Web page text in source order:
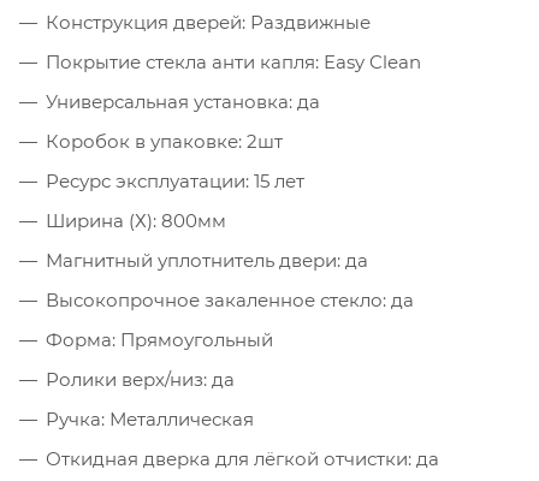
Конструкция дверей: Раздвижные
Покрытие стекла анти капля: Easy Clean
Универсальная установка: да
Коробок в упаковке: 2шт
Ресурс эксплуатации: 15 лет
Ширина (Х): 800мм
Магнитный уплотнитель двери: да
Высокопрочное закаленное стекло: да
Форма: Прямоугольный
Ролики верх/низ: да
Ручка: Металлическая
Откидная дверка для лёгкой отчистки: да